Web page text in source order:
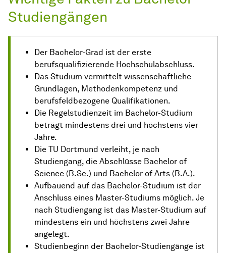
Studiengängen
Der Bachelor-Grad ist der erste
berufsqualifizierende Hochschulabschluss.
Das Studium vermittelt wissenschaftliche
Grundlagen, Methodenkompetenz und
berufsfeldbezogene Qualifikationen.
Die Regelstudienzeit im Bachelor-Studium
beträgt mindestens drei und höchstens vier
Jahre.
Die TU Dortmund verleiht, je nach
Studiengang, die Abschlüsse Bachelor of
Science (B.Sc.) und Bachelor of Arts (B.A.).
Aufbauend auf das Bachelor-Studium ist der
Anschluss eines Master-Studiums möglich. Je
nach Studiengang ist das Master-Studium auf
mindestens ein und höchstens zwei Jahre
angelegt.
Studienbeginn der Bachelor-Studiengänge ist